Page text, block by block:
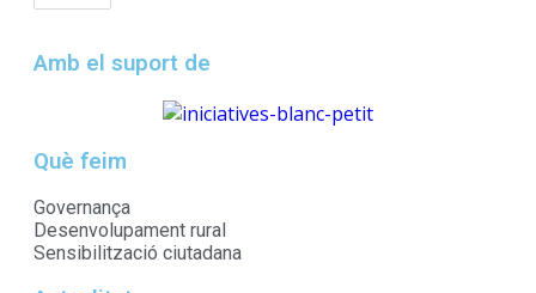
Amb el suport de
Què feim
Governança
Desenvolupament rural
Sensibilització ciutadana